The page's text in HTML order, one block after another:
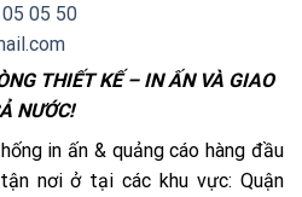
05 50
THIẾT KẾ – IN ẤN VÀ GIAO
NƯỚC!
in ấn & quảng cáo hàng đầu
nơi ở tại các khu vực: Quận